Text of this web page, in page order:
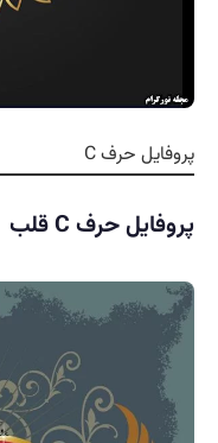
پروفایل حرف C
پروفایل حرف C قلب